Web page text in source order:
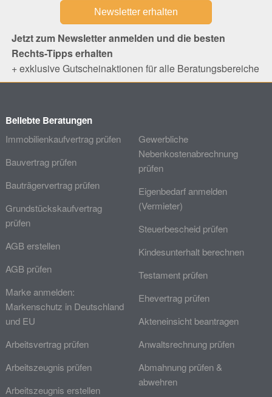
Jetzt zum Newsletter anmelden und die besten
Rechts-Tipps erhalten
+ exklusive Gutscheinaktionen für alle Beratungsbereiche
Beliebte Beratungen
Immobilienkaufvertrag prüfen
Bauvertrag prüfen
Bauträgervertrag prüfen
Grundstückskaufvertrag
prüfen
AGB erstellen
AGB prüfen
Marke anmelden:
Markenschutz in Deutschland
und EU
Arbeitsvertrag prüfen
Arbeitszeugnis prüfen
Arbeitszeugnis erstellen
Gewerbliche
Nebenkostenabrechnung
prüfen
Eigenbedarf anmelden
(Vermieter)
Steuerbescheid prüfen
Kindesunterhalt berechnen
Testament prüfen
Ehevertrag prüfen
Akteneinsicht beantragen
Anwaltsrechnung prüfen
Abmahnung prüfen &
abwehren